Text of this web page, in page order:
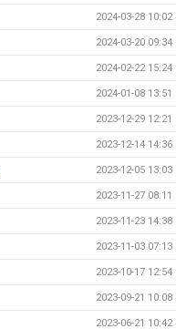
2024-03-28 10:02
2024-03-20 09:34
2024-02-22 15:24
2024-01-08 13:51
2023-12-29 12:21
2023-12-14 14:36
2023-12-05 13:03
2023-11-27 08:11
2023-11-23 14:38
2023-11-03 07:13
2023-10-17 12:54
2023-09-21 10:08
2023-06-21 10:42